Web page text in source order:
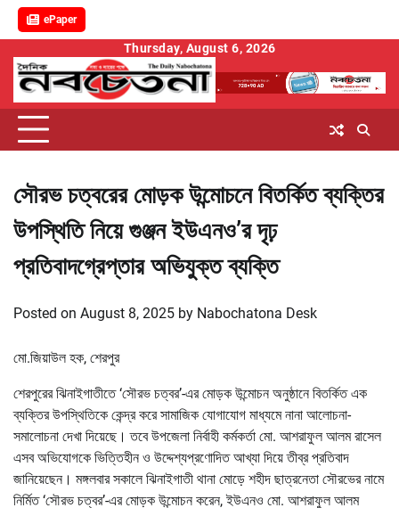
ePaper
content
Thursday, August 6, 2026
সৌরভ চত্বরের মোড়ক উন্মোচনে বিতর্কিত ব্যক্তির
উপস্থিতি নিয়ে গুঞ্জন ইউএনও’র দৃঢ়
প্রতিবাদগ্রেপ্তার অভিযুক্ত ব্যক্তি
Posted on August 8, 2025 by Nabochatona Desk
মো.জিয়াউল হক, শেরপুর
শেরপুরের ঝিনাইগাতীতে ‘সৌরভ চত্বর’-এর মোড়ক উন্মোচন অনুষ্ঠানে বিতর্কিত এক
ব্যক্তির উপস্থিতিকে কেন্দ্র করে সামাজিক যোগাযোগ মাধ্যমে নানা আলোচনা-
সমালোচনা দেখা দিয়েছে। তবে উপজেলা নির্বাহী কর্মকর্তা মো. আশরাফুল আলম রাসেল
এসব অভিযোগকে ভিত্তিহীন ও উদ্দেশ্যপ্রণোদিত আখ্যা দিয়ে তীব্র প্রতিবাদ
জানিয়েছেন। মঙ্গলবার সকালে ঝিনাইগাতী থানা মোড়ে শহীদ ছাত্রনেতা সৌরভের নামে
নির্মিত ‘সৌরভ চত্বর’-এর মোড়ক উন্মোচন করেন, ইউএনও মো. আশরাফুল আলম